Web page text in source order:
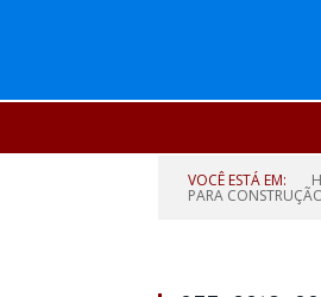
VOCÊ ESTÁ EM:
PARA